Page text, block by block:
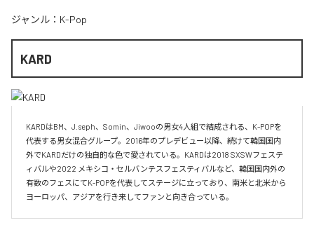
ジャンル： K-Pop
KARD
KARDはBM、J.seph、Somin、Jiwooの男女4人組で結成される、K-POPを
代表する男女混合グループ。2016年のプレデビュー以降、続けて韓国国内
外でKARDだけの独自的な色で愛されている。KARDは2018 SXSWフェステ
ィバルや2022 メキシコ・セルバンテスフェスティバルなど、韓国国内外の
有数のフェスにてK-POPを代表してステージに立っており、南米と北米から
ヨーロッパ、アジアを行き来してファンと向き合っている。